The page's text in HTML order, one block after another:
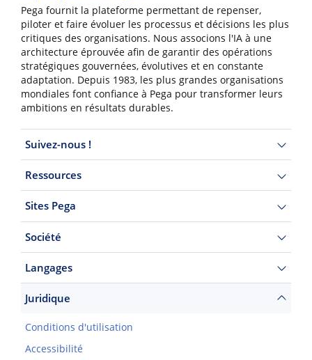
Pega fournit la plateforme permettant de repenser,
piloter et faire évoluer les processus et décisions les plus
critiques des organisations. Nous associons l'IA à une
architecture éprouvée afin de garantir des opérations
stratégiques gouvernées, évolutives et en constante
adaptation. Depuis 1983, les plus grandes organisations
mondiales font confiance à Pega pour transformer leurs
ambitions en résultats durables.
Suivez-nous !
Ressources
Sites Pega
Société
Langages
Juridique
Conditions d'utilisation
Accessibilité